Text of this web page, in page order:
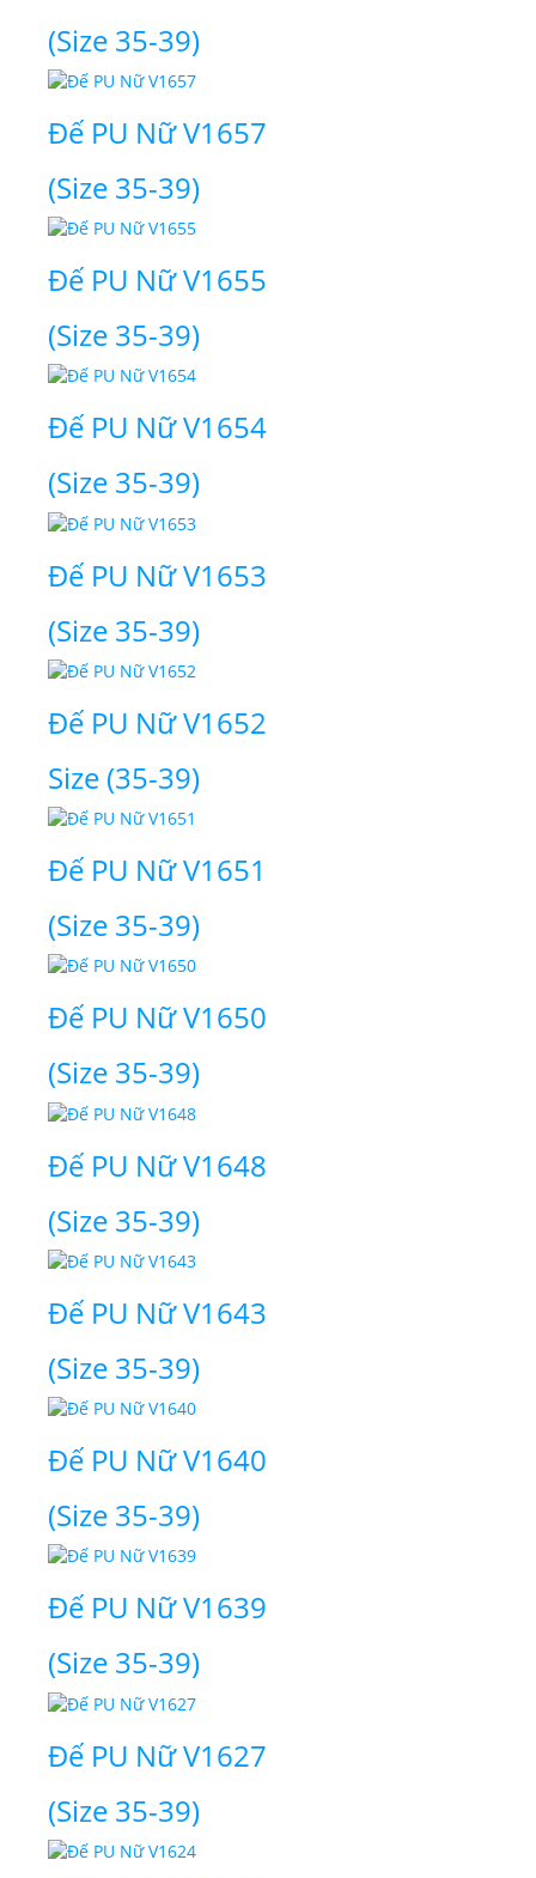
(Size 35-39)
Đế PU Nữ V1657
(Size 35-39)
Đế PU Nữ V1655
(Size 35-39)
Đế PU Nữ V1654
(Size 35-39)
Đế PU Nữ V1653
(Size 35-39)
Đế PU Nữ V1652
Size (35-39)
Đế PU Nữ V1651
(Size 35-39)
Đế PU Nữ V1650
(Size 35-39)
Đế PU Nữ V1648
(Size 35-39)
Đế PU Nữ V1643
(Size 35-39)
Đế PU Nữ V1640
(Size 35-39)
Đế PU Nữ V1639
(Size 35-39)
Đế PU Nữ V1627
(Size 35-39)